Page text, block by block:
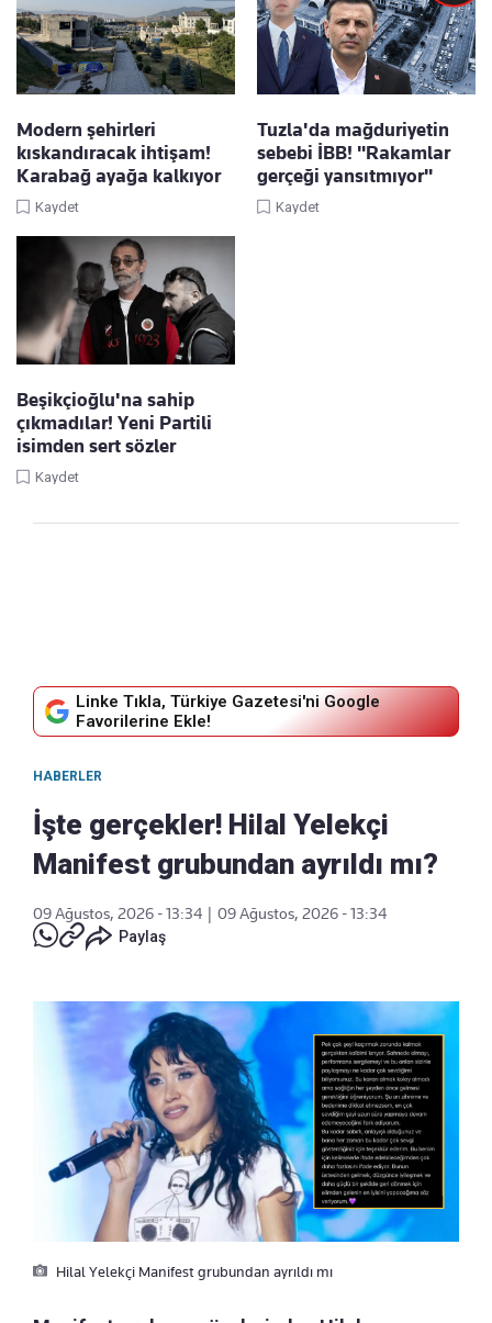
Modern şehirleri
kıskandıracak ihtişam!
Karabağ ayağa kalkıyor
Kaydet
Tuzla'da mağduriyetin
sebebi İBB! "Rakamlar
gerçeği yansıtmıyor"
Kaydet
Beşikçioğlu'na sahip
çıkmadılar! Yeni Partili
isimden sert sözler
Kaydet
Linke Tıkla, Türkiye Gazetesi'ni Google
Favorilerine Ekle!
HABERLER
İşte gerçekler! Hilal Yelekçi
Manifest grubundan ayrıldı mı?
09 Ağustos, 2026 - 13:34
09 Ağustos, 2026 - 13:34
Paylaş
Hilal Yelekçi Manifest grubundan ayrıldı mı